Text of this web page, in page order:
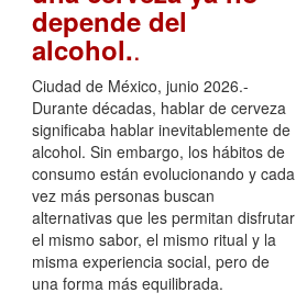
depende del
alcohol..
Ciudad de México, junio 2026.-
Durante décadas, hablar de cerveza
significaba hablar inevitablemente de
alcohol. Sin embargo, los hábitos de
consumo están evolucionando y cada
vez más personas buscan
alternativas que les permitan disfrutar
el mismo sabor, el mismo ritual y la
misma experiencia social, pero de
una forma más equilibrada.